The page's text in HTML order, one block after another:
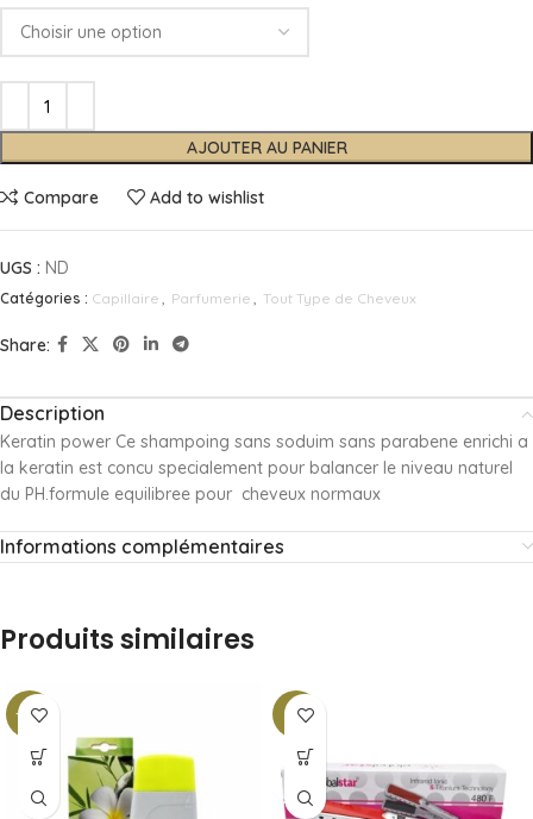
AJOUTER AU PANIER
Compare Add to wishlist
UGS : ND
Catégories : Capillaire , Parfumerie , Tout Type de Cheveux
Share:
Description
Keratin power Ce shampoing sans soduim sans parabene enrichi a
la keratin est concu specialement pour balancer le niveau naturel
du PH.formule equilibree pour cheveux normaux
Informations complémentaires
Produits similaires
-10% -8%